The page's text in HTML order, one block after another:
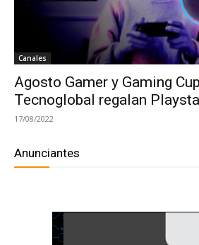
Canales
Agosto Gamer y Gaming
Tecnoglobal regalan
17/08/2022
Anunciantes